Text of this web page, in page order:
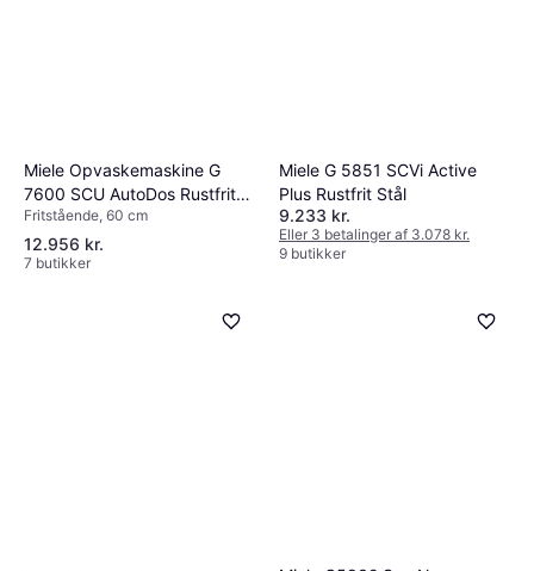
Miele Opvaskemaskine G
7600 SCU AutoDos Rustfrit
CleanSteel
Fritstående, 60 cm
12.956 kr.
7 butikker
Miele G 5851 SCVi Active
Plus Rustfrit Stål
9.233 kr.
Eller 3 betalinger af 3.078 kr.
9 butikker